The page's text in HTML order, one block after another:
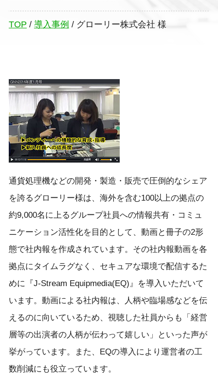
TOP / 導入事例 / グローリー株式会社 様
通貨処理機などの開発・製造・販売で圧倒的なシェア
を誇るグローリー様は、海外を含む100以上の拠点の
約9,000名に上るグループ社員への情報共有・コミュ
ニケーション活性化を目的として、動画と冊子の2形
態で社内報を作成されています。その社内報動画を各
拠点にタイムラグなく、セキュアな環境で配信するた
めに『J-Stream Equipmedia(EQ)』を導入いただいて
います。動画による社内報は、人柄や臨場感などを伝
えるのに向いているため、視聴した社員からも「経営
層等の出演者の人柄が伝わって嬉しい」といった声が
挙がっています。また、EQの導入により運営者の工
数削減にも役立っています。